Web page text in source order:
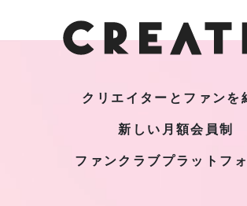
クリエイターとファンを
新しい月額会員制
ファンクラブプラットフ